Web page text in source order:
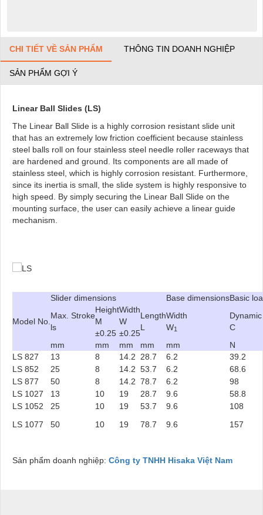
CHI TIẾT VỀ SẢN PHẨM THÔNG TIN DOANH NGHIỆP
SẢN PHẨM GỢI Ý
Linear Ball Slides (LS)
The Linear Ball Slide is a highly corrosion resistant slide unit
that has an extremely low friction coefficient because stainless
steel balls roll on four stainless steel needle roller raceways that
are hardened and ground. Its components are all made of
stainless steel, which is highly corrosion resistant. Furthermore,
since its inertia is small, the slide system is highly responsive to
high speed. By simply securing the Linear Ball Slide on the
mounting surface, the user can easily achieve a linear guide
mechanism.
Model No.
Slider dimensions Base dimensionsBasic
Max. Stroke
ls
Height
M
±0.25
Width
W
±0.25
Length
L
Width
W1
C
mm
mm mm mm mm
N
LS 827
13 8 14.2 28.7 6.2
39.2
LS 852
25 8 14.2 53.7 6.2
68.6
LS 877
50 8 14.2 78.7 6.2
98
LS 1027
13 10 19 28.7 9.6
58.8
LS 1052
25 10 19 53.7 9.6
108
LS 1077
50 10 19 78.7 9.6 157
Sản phẩm doanh nghiệp: Công ty TNHH Hisaka Việt Nam